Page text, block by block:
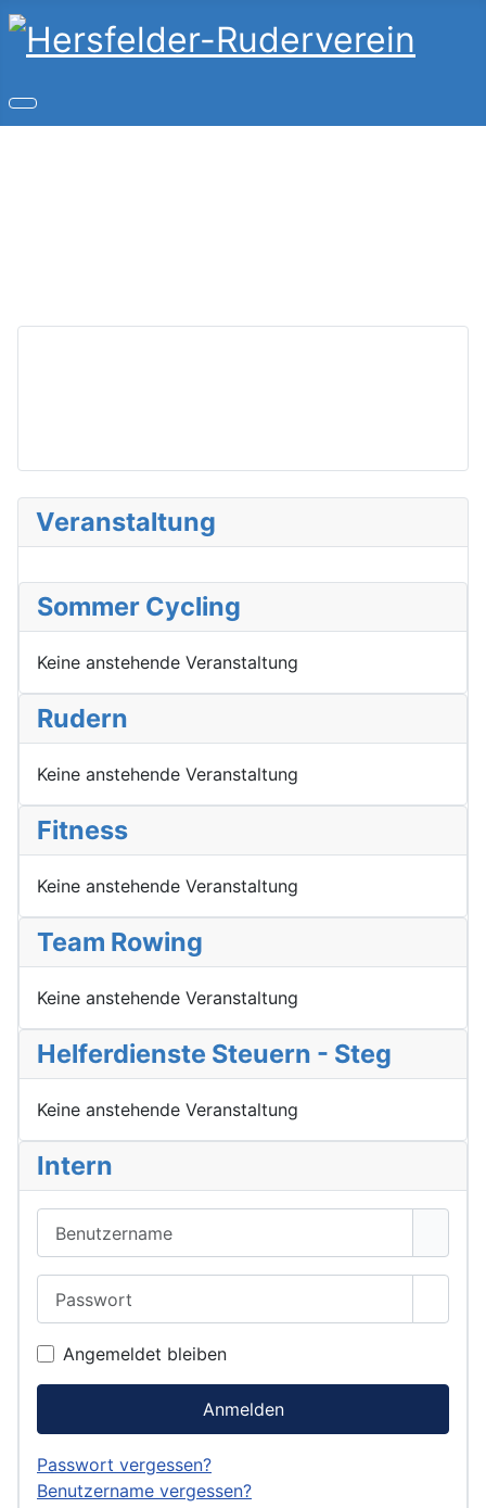
Veranstaltung
Sommer Cycling
Keine anstehende Veranstaltung
Rudern
Keine anstehende Veranstaltung
Fitness
Keine anstehende Veranstaltung
Team Rowing
Keine anstehende Veranstaltung
Helferdienste Steuern - Steg
Keine anstehende Veranstaltung
Intern
Angemeldet bleiben
Anmelden
Passwort vergessen?
Benutzername vergessen?